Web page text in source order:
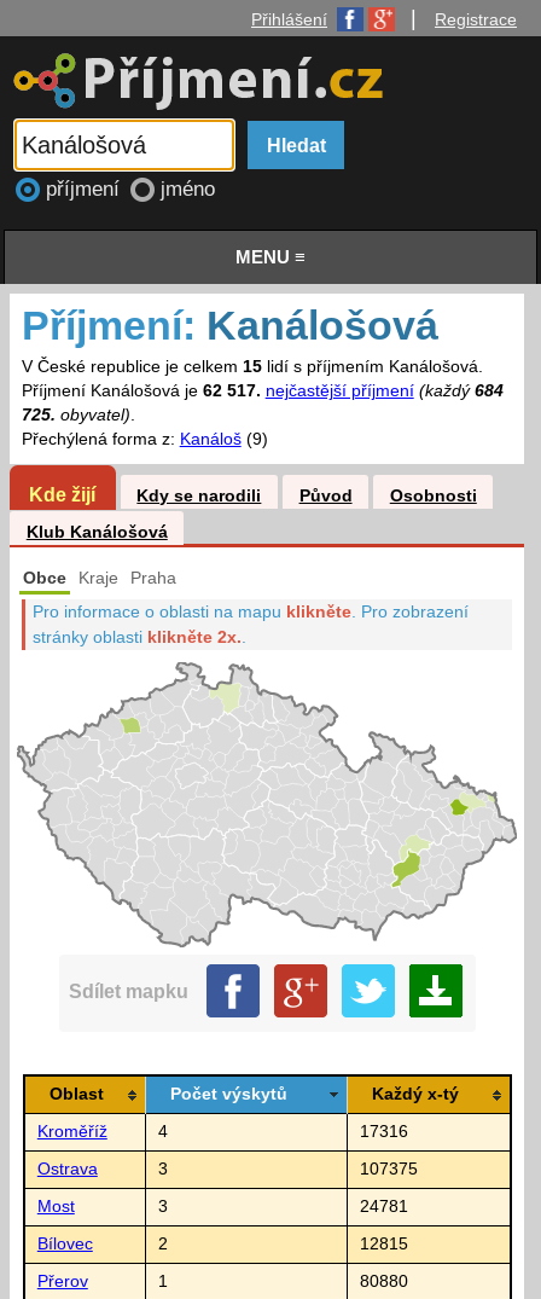
Přihlášení Registrace
příjmení jméno
MENU ≡
Příjmení: Kanálošová
V České republice je celkem 15lidí s příjmením Kanálošová.
Příjmení Kanálošová je 62 517. nejčastější příjmení (každý 684
725. obyvatel).
Přechýlená forma z: Kanáloš(9)
Kde žijí Kdy se narodili Původ
Osobnosti
Klub Kanálošová
Obce Kraje Praha
Pro informace o oblasti na mapu klikněte Pro zobrazení
stránky oblasti klikněte 2x.
Sdílet mapku
Oblast Počet výskytů Každý x-tý
Kroměříž 4 17316
Ostrava 3 107375
Most 3 24781
Bílovec 2 12815
Přerov 1 80880